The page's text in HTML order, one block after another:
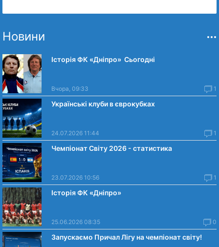
Новини
Історія ФК «Дніпро» Сьогодні
Вчора, 09:33 1
Українські клуби в єврокубках
24.07.2026 11:44 1
Чемпіонат Світу 2026 - статистика
23.07.2026 10:56 1
Історія ФК «Дніпро»
25.06.2026 08:35 0
Запускаємо Причал Лігу на чемпіонат світу!